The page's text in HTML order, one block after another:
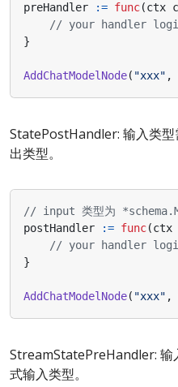
preHandler
:= func(ctx
// your handler
}
AddChatModelNode( "xxx" ,
StatePostHandler: 输入类
出类型。
// input 类型为
postHandler
:= func(ctx
// your handler
}
AddChatModelNode( "xxx" ,
StreamStatePreHandler: 输
式输入类型。